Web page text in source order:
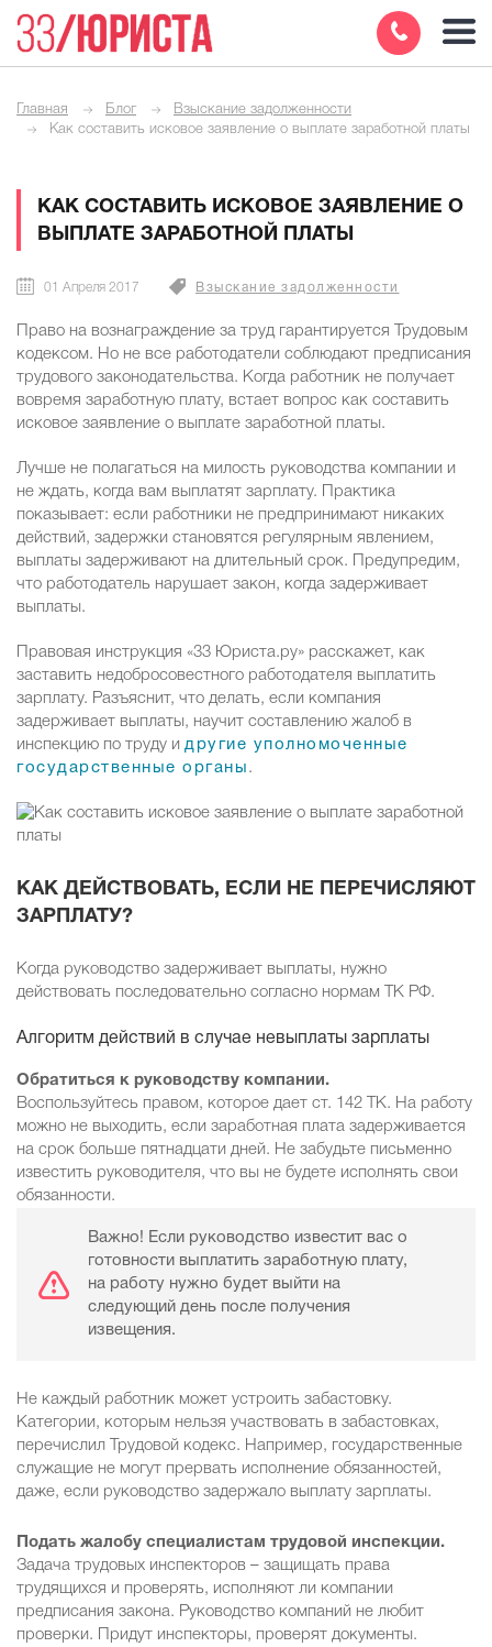
Главная Блог
Взыскание задолженности
Как составить исковое заявление о выплате заработной платы
КАК СОСТАВИТЬ ИСКОВОЕ ЗАЯВЛЕНИЕ О
ВЫПЛАТЕ ЗАРАБОТНОЙ ПЛАТЫ
01 Апреля 2017 Взыскание задолженности
Право на вознаграждение за труд гарантируется Трудовым
кодексом. Но не все работодатели соблюдают предписания
трудового законодательства. Когда работник не получает
вовремя заработную плату, встает вопрос как составить
исковое заявление о выплате заработной платы.
Лучше не полагаться на милость руководства компании и
не ждать, когда вам выплатят зарплату. Практика
показывает: если работники не предпринимают никаких
действий, задержки становятся регулярным явлением,
выплаты задерживают на длительный срок. Предупредим,
что работодатель нарушает закон, когда задерживает
выплаты.
Правовая инструкция «33 Юриста.ру» расскажет, как
заставить недобросовестного работодателя выплатить
зарплату. Разъяснит, что делать, если компания
задерживает выплаты, научит составлению жалоб в
инспекцию по труду и другие уполномоченные
государственные органы .
КАК ДЕЙСТВОВАТЬ, ЕСЛИ НЕ ПЕРЕЧИСЛЯЮТ
ЗАРПЛАТУ?
Когда руководство задерживает выплаты, нужно
действовать последовательно согласно нормам ТК РФ.
Алгоритм действий в случае невыплаты зарплаты
Обратиться к руководству компании.
Воспользуйтесь правом, которое дает ст. 142 ТК. На работу
можно не выходить, если заработная плата задерживается
на срок больше пятнадцати дней. Не забудьте письменно
известить руководителя, что вы не будете исполнять свои
обязанности.
Важно! Если руководство известит вас о
готовности выплатить заработную плату,
на работу нужно будет выйти на
следующий день после получения
извещения.
Не каждый работник может устроить забастовку.
Категории, которым нельзя участвовать в забастовках,
перечислил Трудовой кодекс. Например, государственные
служащие не могут прервать исполнение обязанностей,
даже, если руководство задержало выплату зарплаты.
Подать жалобу специалистам трудовой инспекции.
Задача трудовых инспекторов – защищать права
трудящихся и проверять, исполняют ли компании
предписания закона. Руководство компаний не любит
проверки. Придут инспекторы, проверят документы.